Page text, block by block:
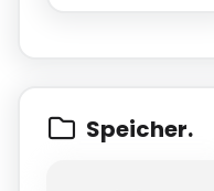
Speicher.